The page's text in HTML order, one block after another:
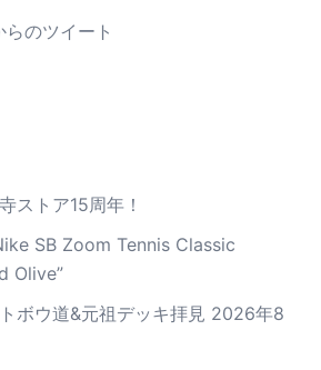
のツイート
ストア15周年！
SB Zoom Tennis Classic
Olive”
トボウ道&元祖デッキ拝見 2026年8